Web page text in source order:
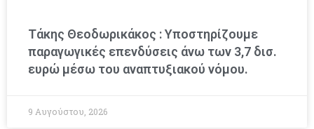
Τάκης Θεοδωρικάκος : Υποστηρίζουμε
παραγωγικές επενδύσεις άνω των 3,7 δισ.
ευρώ μέσω του αναπτυξιακού νόμου.
9 Αυγούστου, 2026